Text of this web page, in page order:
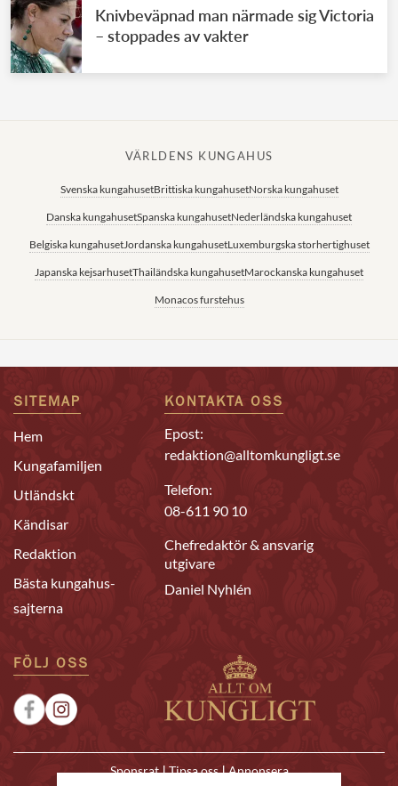
Knivbeväpnad man närmade sig Victoria
– stoppades av vakter
VÄRLDENS KUNGAHUS
Svenska kungahusetBrittiska kungahusetNorska kungahuset
Danska kungahusetSpanska kungahusetNederländska kungahuset
Belgiska kungahusetJordanska kungahusetLuxemburgska storhertighuset
Japanska kejsarhusetThailändska kungahusetMarockanska kungahuset
Monacos furstehus
SITEMAP
Hem
Kungafamiljen
Utländskt
Kändisar
Redaktion
Bästa kungahus-
sajterna
KONTAKTA OSS
Epost:
redaktion@alltomkungligt.se
Telefon:
08-611 90 10
Chefredaktör & ansvarig
utgivare
Daniel Nyhlén
FÖLJ OSS
Sponsrat|Tipsa oss|Annonsera